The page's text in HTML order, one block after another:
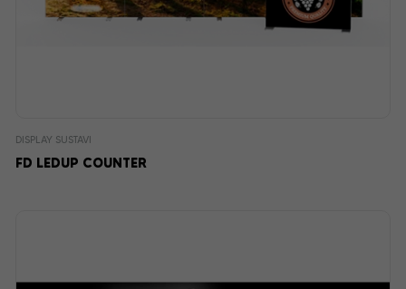
DISPLAY SUSTAVI
FD LEDUP COUNTER